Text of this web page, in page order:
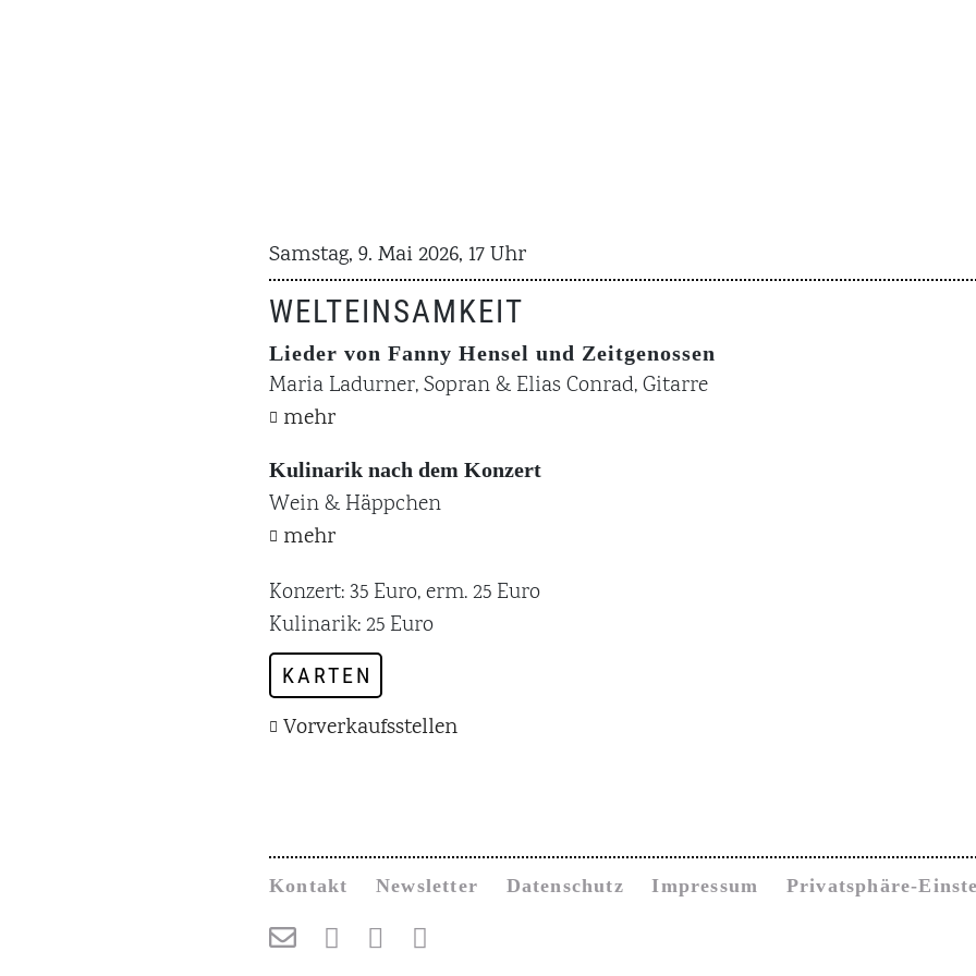
Samstag, 9. Mai 2026, 17 Uhr
WELTEINSAMKEIT
Lieder von Fanny Hensel und Zeitgenossen
Maria Ladurner, Sopran & Elias Conrad, Gitarre
mehr
Kulinarik nach dem Konzert
Wein & Häppchen
mehr
Konzert: 35 Euro, erm. 25 Euro
Kulinarik: 25 Euro
KARTEN
Vorverkaufsstellen
Kontakt Newsletter Datenschutz Impressum Privatsphäre-